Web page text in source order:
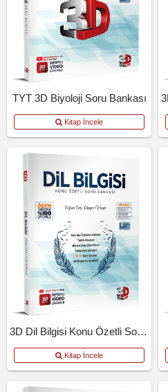
TYT 3D Biyoloji Soru Bankası
Kitap İncele
3D Dil Bilgisi Konu Özetli Soru Bankası
Kitap İncele